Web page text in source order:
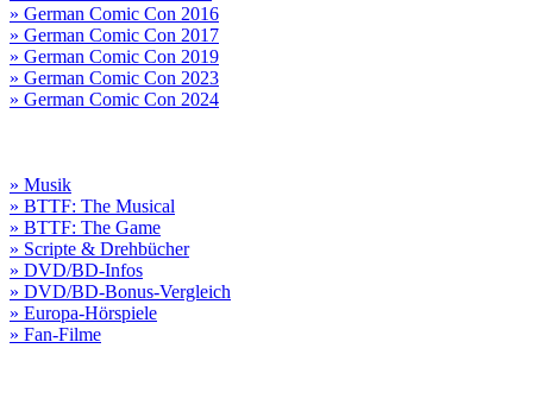
» German Comic Con 2016
» German Comic Con 2017
» German Comic Con 2019
» German Comic Con 2023
» German Comic Con 2024
» Musik
» BTTF: The Musical
» BTTF: The Game
» Scripte & Drehbücher
» DVD/BD-Infos
» DVD/BD-Bonus-Vergleich
» Europa-Hörspiele
» Fan-Filme